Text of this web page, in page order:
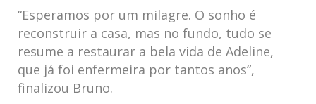
“Esperamos por ⁢um milagre. O sonho ⁣é
⁤reconstruir a casa, mas no‍ fundo, tudo se
resume a⁢ restaurar a ​bela vida de Adeline,
⁤que já foi enfermeira ⁣por tantos anos”,
finalizou Bruno.